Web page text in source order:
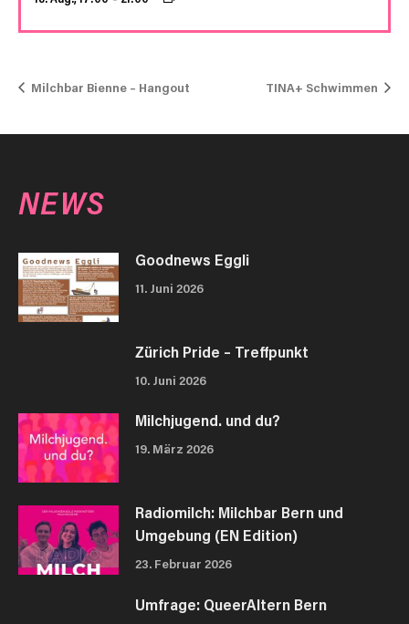
Milchbar Bienne – Hangout TINA+ Schwimmen
NEWS
Goodnews Eggli
11. Juni 2026
Zürich Pride – Treffpunkt
10. Juni 2026
Milchjugend. und du?
19. März 2026
Radiomilch: Milchbar Bern und
Umgebung (EN Edition)
23. Februar 2026
Umfrage: QueerAltern Bern